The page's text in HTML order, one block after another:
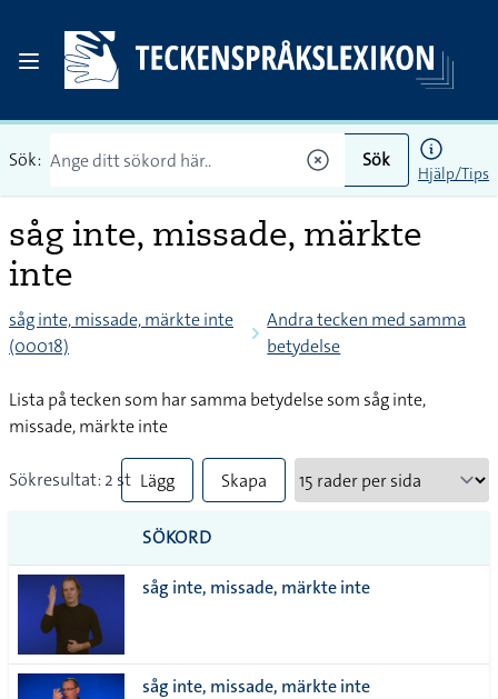
Sök: Sök
Hjälp/Tips
såg inte, missade, märkte
inte
såg inte, missade, märkte inte
(00018)
Andra tecken med samma
betydelse
Lista på tecken som har samma betydelse som såg inte,
missade, märkte inte
Sökresultat: 2 st Lägg
till
alla i
Skapa
SÖKORD
såg inte, missade, märkte inte
såg inte, missade, märkte inte